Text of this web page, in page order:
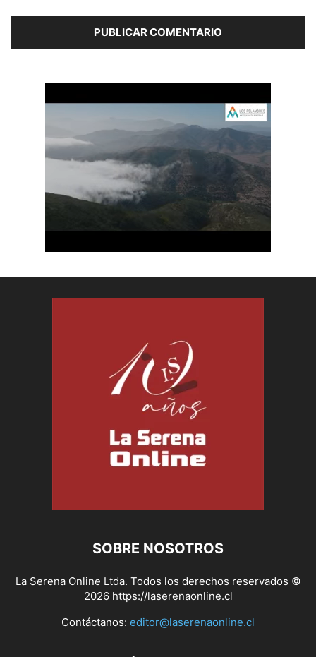
SOBRE NOSOTROS
La Serena Online Ltda. Todos los derechos reservados ©
2026 https://laserenaonline.cl
Contáctanos: editor@laserenaonline.cl